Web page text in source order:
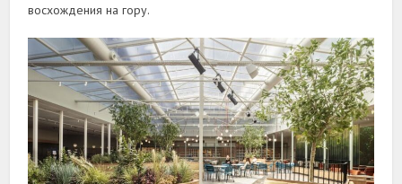
восхождения на гору.